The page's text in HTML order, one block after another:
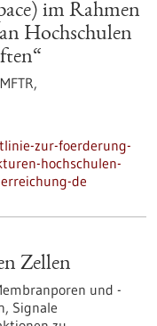
im Rahmen
Hochschulen
zur-foerderung-
hochschulen-
de
Zellen
und -
Signale